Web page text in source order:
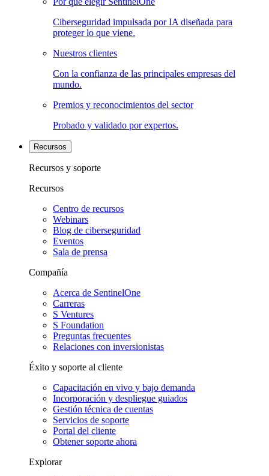
Ciberseguridad impulsada por IA diseñada para
proteger lo que viene.
Nuestros clientes
Con la confianza de las principales empresas del
mundo.
Premios y reconocimientos del sector
Probado y validado por expertos.
Recursos
Recursos y soporte
Recursos
Centro de recursos
Webinars
Blog de ciberseguridad
Eventos
Sala de prensa
Compañía
Acerca de SentinelOne
Carreras
S Ventures
S Foundation
Preguntas frecuentes
Relaciones con inversionistas
Éxito y soporte al cliente
Capacitación en vivo y bajo demanda
Incorporación y despliegue guiados
Gestión técnica de cuentas
Servicios de soporte
Portal del cliente
Obtener soporte ahora
Explorar